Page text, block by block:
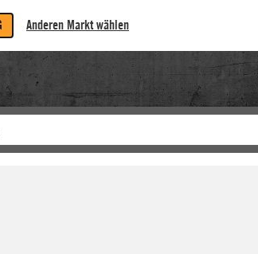
Anderen Markt wählen